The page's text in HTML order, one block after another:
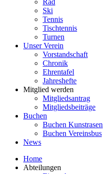
Rad
Ski
Tennis
Tischtennis
Turnen
Unser Verein
Vorstandschaft
Chronik
Ehrentafel
Jahreshefte
Mitglied werden
Mitgliedsantrag
Mitgliedsbeiträge
Buchen
Buchen Kunstrasen
Buchen Vereinsbus
News
Home
Abteilungen